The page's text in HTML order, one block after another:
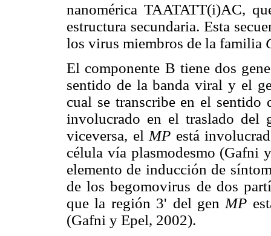
nanomérica TAATATT(i)AC,
estructura secundaria. Esta
los virus miembros de la familia
El componente B tiene dos
sentido de la banda viral y el
cual se transcribe en el
involucrado en el traslado del
viceversa, elMP está
célula vía plasmodesmo (Gafni
elemento de inducción de
de los begomovirus de dos
que la región 3' del genMP
(Gafni y Epel, 2002).